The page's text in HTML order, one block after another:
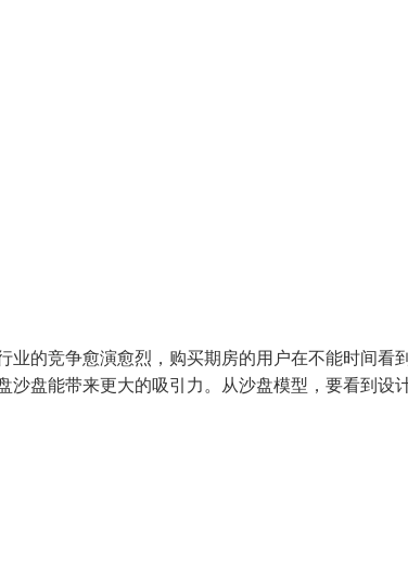
的竞争愈演愈烈，购买期房的用户在不能时间看
盘能带来更大的吸引力。从沙盘模型，要看到设